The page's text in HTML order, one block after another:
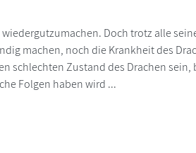
Doch trotz alle
machen, noch die Krankheit des
schlechten Zustand des Drachen
Folgen haben wird ...